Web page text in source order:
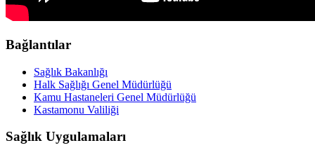
Bağlantılar
Sağlık Bakanlığı
Halk Sağlığı Genel Müdürlüğü
Kamu Hastaneleri Genel Müdürlüğü
Kastamonu Valiliği
Sağlık Uygulamaları